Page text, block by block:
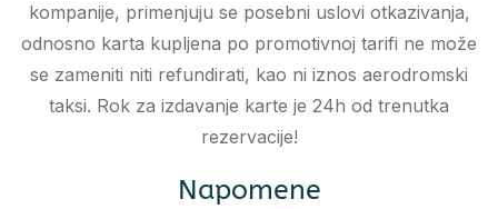
kompanije, primenjuju se posebni uslovi otkazivanja,
odnosno karta kupljena po promotivnoj tarifi ne može
se zameniti niti refundirati, kao ni iznos aerodromski
taksi. Rok za izdavanje karte je 24h od trenutka
rezervacije!
Napomene